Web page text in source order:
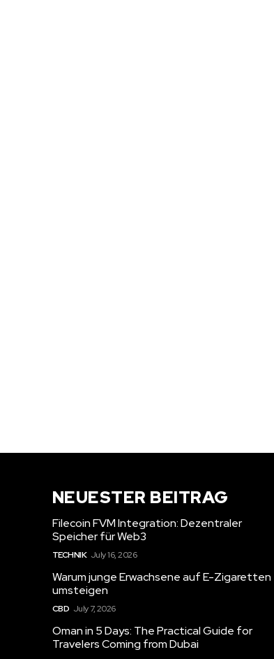
NEUESTER BEITRAG
Filecoin FVM Integration: Dezentraler
Speicher für Web3
TECHNIK July 16, 2026
Warum junge Erwachsene auf E-Zigaretten
umsteigen
CBD July 7, 2026
Oman in 5 Days: The Practical Guide for
Travelers Coming from Dubai